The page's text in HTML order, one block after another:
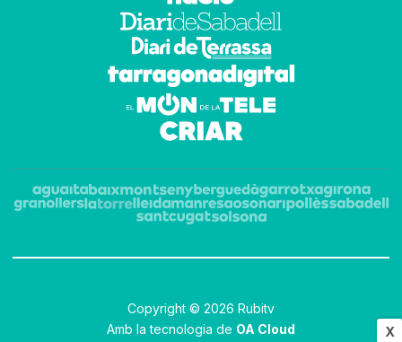
X
Copyright © 2026 Rubitv
Amb la tecnologia de OA Cloud